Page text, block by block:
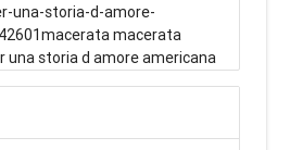
una-storia-d-amore-
macerata
una storia d amore americana